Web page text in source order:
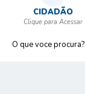
O que voce procura?
CIDADÃO